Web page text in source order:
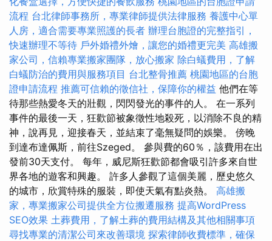
流程 台北律師事務所，專業律師提供法律服務 養護中心單
人房，適合需要專業照護的長者 辦理台胞證的完整指引，
快速辦理不等待 戶外婚禮外燴，讓您的婚禮更完美 高雄搬
家公司，信賴專業搬家團隊，放心搬家 除白蟻費用，了解
白蟻防治的費用與服務項目 台北整骨推薦 桃園地區的台胞
證申請流程 推薦可信賴的徵信社，保障你的權益 他們在等
待那些熱愛冬天的壯觀，閃閃發光的事件的人。 在一系列
事件的最後一天，狂歡節被象徵性地殺死，以消除不良的精
神，說再見，迎接春天，並結束了毫無疑問的娛樂。 傍晚
到達布達佩斯，前往Szeged。 參與費的60％，該費用在出
發前30天支付。 每年，威尼斯狂歡節都會吸引許多來自世
界各地的遊客和興趣。 許多人參觀了這個美麗，歷史悠久
的城市，欣賞特殊的服裝，即使天氣有點炎熱。 高雄搬
家，專業搬家公司提供全方位搬遷服務 提高WordPress
SEO效果 土葬費用，了解土葬的費用結構及其他相關事項
尋找專業的清潔公司來改善環境 探索律師收費標準，確保